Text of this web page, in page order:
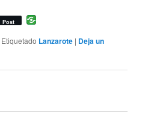
Post
Etiquetado Lanzarote | Deja un